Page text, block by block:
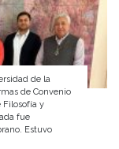
de la
de Convenio
Filosofía y
fue
Estuvo